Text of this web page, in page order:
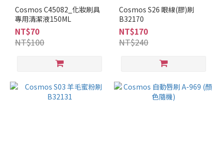
Cosmos C45082_化妝刷具
專用清潔液150ML
NT$70
NT$100
Cosmos S26 眼線(膠)刷
B32170
NT$170
NT$240